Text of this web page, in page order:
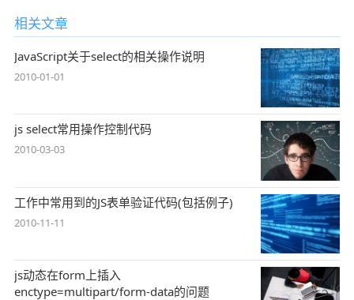
相关文章
JavaScript关于select的相关操作说明
2010-01-01
js select常用操作控制代码
2010-03-03
工作中常用到的JS表单验证代码(包括例子)
2010-11-11
js动态在form上插入
enctype=multipart/form-data的问题